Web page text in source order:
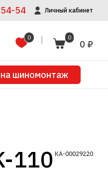
54 Личный кабинет
0 0
0 ₽
на шиномонтаж
110 КА-00029220